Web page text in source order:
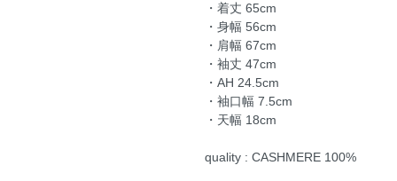
・着丈 65cm
・身幅 56cm
・肩幅 67cm
・袖丈 47cm
・AH 24.5cm
・袖口幅 7.5cm
・天幅 18cm
quality : CASHMERE 100%